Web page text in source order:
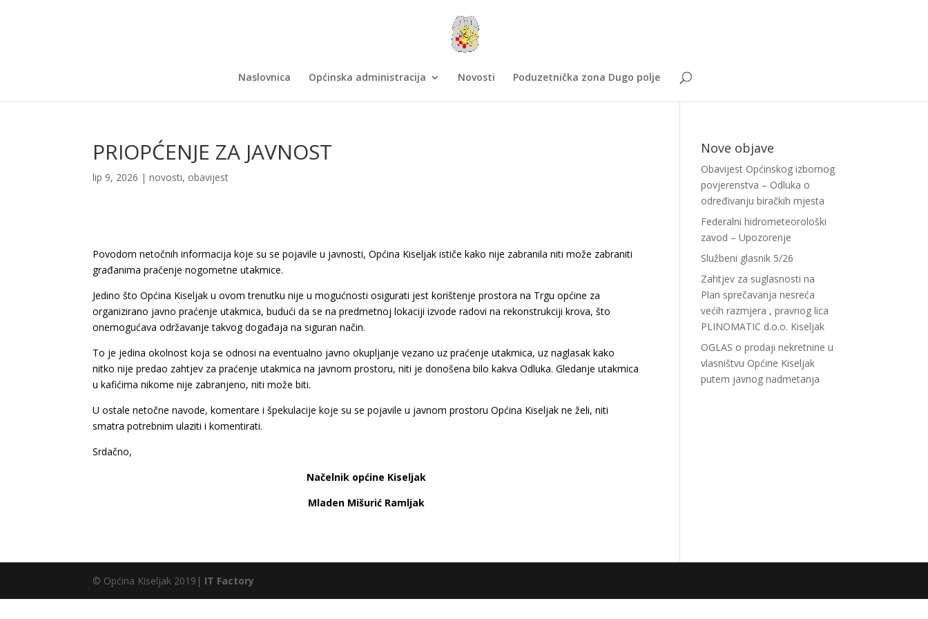
Naslovnica Općinska administracija Novosti Poduzetnička zona Dugo polje
PRIOPĆENJE ZA JAVNOST
lip 9, 2026 |novosti, obavijest
Povodom netočnih informacija koje su se pojavile u javnosti, Općina Kiseljak ističe kako nije zabranila niti može zabraniti
građanima praćenje nogometne utakmice.
Jedino što Općina Kiseljak u ovom trenutku nije u mogućnosti osigurati jest korištenje prostora na Trgu općine za
organizirano javno praćenje utakmica, budući da se na predmetnoj lokaciji izvode radovi na rekonstrukciji krova, što
onemogućava održavanje takvog događaja na siguran način.
To je jedina okolnost koja se odnosi na eventualno javno okupljanje vezano uz praćenje utakmica, uz naglasak kako
nitko nije predao zahtjev za praćenje utakmica na javnom prostoru, niti je donošena bilo kakva Odluka.Gledanje utakmica
u kafićima nikome nije zabranjeno, niti može biti.
U ostale netočne navode, komentare i špekulacije koje su se pojavile u javnom prostoru Općina Kiseljak ne želi, niti
smatra potrebnim ulaziti i komentirati.
Srdačno,
Načelnik općine Kiseljak
Mladen Mišurić Ramljak
Nove objave
Obavijest Općinskog izbornog
povjerenstva – Odluka o
određivanju biračkih mjesta
Federalni hidrometeorološki
zavod – Upozorenje
Službeni glasnik 5/26
Zahtjev za suglasnosti na
Plan sprečavanja nesreća
većih razmjera , pravnog lica
PLINOMATIC d.o.o. Kiseljak
OGLAS o prodaji nekretnine u
vlasništvu Općine Kiseljak
putem javnog nadmetanja
© Općina Kiseljak 2019| IT Factory